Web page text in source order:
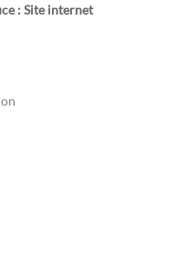
: Site internet